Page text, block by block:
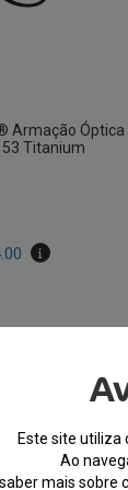
Armação Óptica
53 Titanium
CUPÃO:
Este site utiliza
Ao
mais sobre